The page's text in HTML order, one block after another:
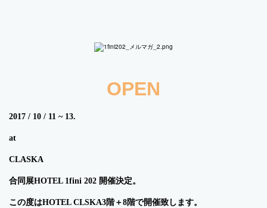
OPEN
2017 / 10 / 11 ~ 13.
at
CLASKA
合同展HOTEL 1fini 202 開催決定。
この度はHOTEL CLSKA3階＋8階で開催致します。